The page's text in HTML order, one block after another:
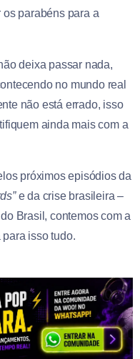
parabéns para a
deixa passar nada,
no mundo real
não está errado, isso
ainda mais com a
próximos episódios da
e da crise brasileira –
Brasil, contemos com a
isso tudo.